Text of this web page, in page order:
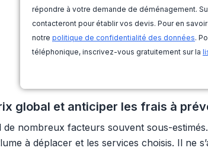
répondre à votre demande de déménagement.
contacteront pour établir vos devis. Pour en
notre politique de confidentialité des données.
téléphonique, inscrivez-vous gratuitement sur la
global et anticiper les frais à
de nombreux facteurs souvent sous-
à déplacer et les services choisis. Il ne